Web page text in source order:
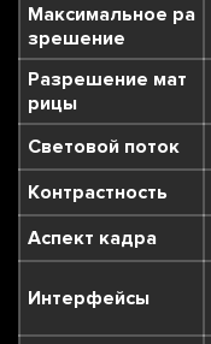
Максимальное ра
зрешение
Разрешение мат
рицы
Световой поток
Контрастность
Аспект кадра
Интерфейсы